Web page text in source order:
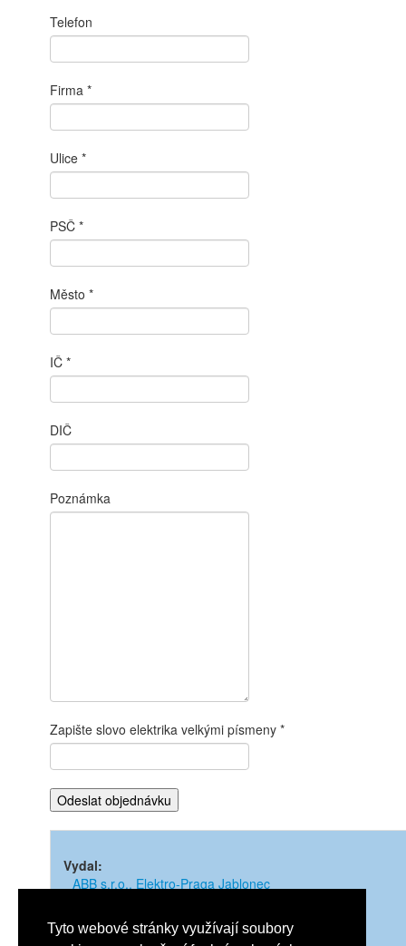
Tyto webové stránky využívají soubory
Telefon
Firma
Ulice
PSČ
Město
IČ
DIČ
Poznámka
Zapište slovo elektrika velkými písmeny
Vydal:
ABB s.r.o., Elektro-Praga Jablonec
2020